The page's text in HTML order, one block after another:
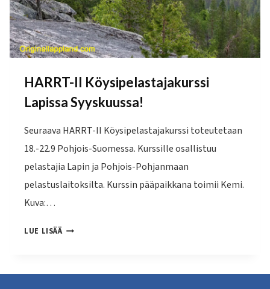
HARRT-II Köysipelastajakurssi
Lapissa Syyskuussa!
Seuraava HARRT-II Köysipelastajakurssi toteutetaan
18.-22.9 Pohjois-Suomessa. Kurssille osallistuu
pelastajia Lapin ja Pohjois-Pohjanmaan
pelastuslaitoksilta. Kurssin pääpaikkana toimii Kemi.
Kuva:…
LUE LISÄÄHARRT-